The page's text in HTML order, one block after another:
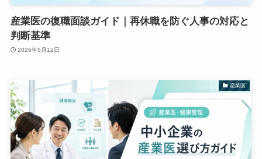
産業医の復職面談ガイド｜再休職を防ぐ人事の対応と
判断基準
2026年5月12日
産業医